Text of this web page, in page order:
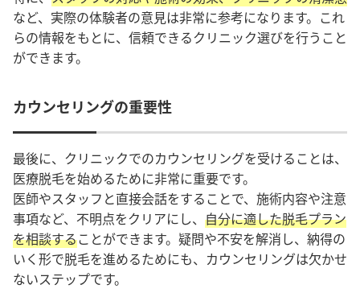
など、実際の体験者の意見は非常に参考になります。これ
らの情報をもとに、信頼できるクリニック選びを行うこと
ができます。
カウンセリングの重要性
最後に、クリニックでのカウンセリングを受けることは、
医療脱毛を始めるために非常に重要です。
医師やスタッフと直接会話をすることで、施術内容や注意
事項など、不明点をクリアにし、 自分に適した脱毛プラン
を相談することができます。疑問や不安を解消し、納得の
いく形で脱毛を進めるためにも、カウンセリングは欠かせ
ないステップです。